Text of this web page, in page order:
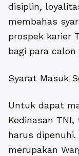
disiplin,
membahas
prospek karier
bagi para
Syarat Masuk
Untuk dapat
Kedinasan
harus
merupakan